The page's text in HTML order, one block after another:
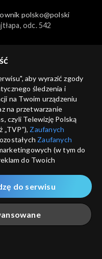
polsko@polski
odc. 542
polsko@polski
kącik, odc. 540
polsko@polski
odc. 538
aby wyrazić zgody
śledzenia i
na Twoim urządzeniu
na przetwarzanie
czyli Telewizję Polską
„TVP”), Zaufanych
Zaufanych
(w tym do
do Twoich
na udostępnianie
odwiedzania przez
zwanych dalej
za pomocą
do serwisu